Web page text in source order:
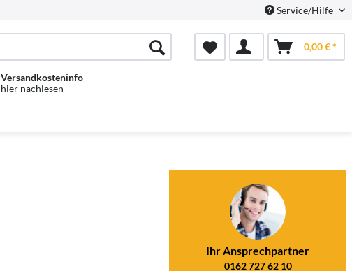
Service/Hilfe
0,00 € *
Versandkosteninfo
hier nachlesen
Ihr Ansprechpartner
0162 727 62 10